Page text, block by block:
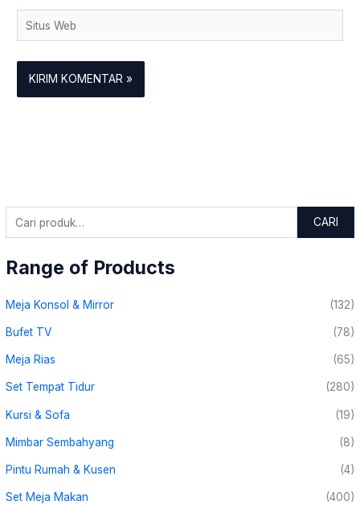
CARI
Range of Products
Meja Konsol & Mirror (132)
Bufet TV (78)
Meja Rias (65)
Set Tempat Tidur (280)
Kursi & Sofa (19)
Mimbar Sembahyang (8)
Pintu Rumah & Kusen (4)
Set Meja Makan (400)
Situs
Web